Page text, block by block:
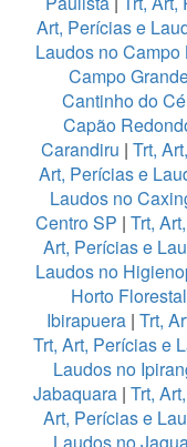
Art, Perícias e
Laudos no Campo
Campo
Cantinho do
Capão
Carandiru | Trt,
Art, Perícias e
Laudos no
Centro SP | Trt,
Art, Perícias e
Laudos no
Horto Florestal
Ibirapuera| Trt,
Trt, Art, Perícias e
Laudos no
Jabaquara | Trt,
Art, Perícias e